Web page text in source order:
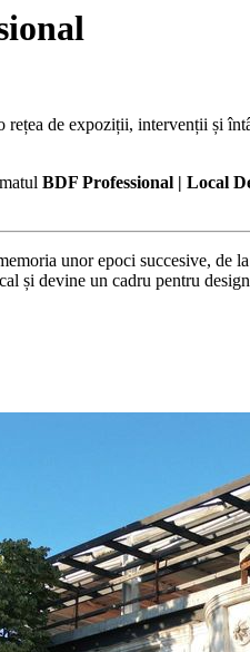
de expoziții, intervenții și
BDF Professional | Local
unor epoci succesive,
și devine un cadru pentru